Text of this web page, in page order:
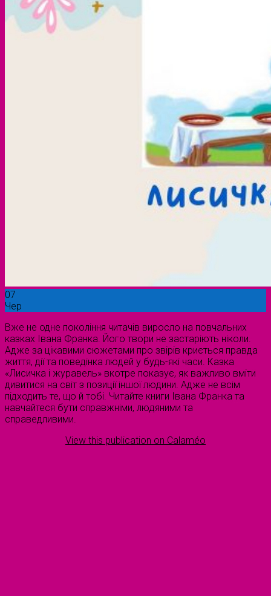
07
Чер
Вже не одне покоління читачів виросло на повчальних
казках Івана Франка. Його твори не застаріють ніколи.
Адже за цікавими сюжетами про звірів криється правда
життя, дії та поведінка людей у будь-які часи. Казка
«Лисичка і журавель» вкотре показує, як важливо вміти
дивитися на світ з позиції іншої людини. Адже не всім
підходить те, що й тобі. Читайте книги Івана Франка та
навчайтеся бути справжніми, людяними та
справедливими.
View this publication on Calaméo